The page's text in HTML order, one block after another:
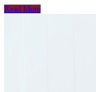
Read More